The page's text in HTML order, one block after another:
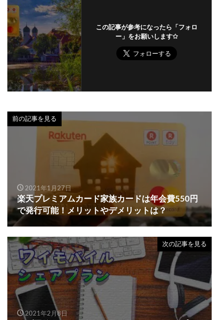
この記事が参考になったら「フォロ
ー」をお願いします✩
前の記事を見る
2021年1月27日
楽天プレミアムカード家族カードは年会費550円
で発行可能！メリットやデメリットは？
次の記事を見る
2021年2月8日